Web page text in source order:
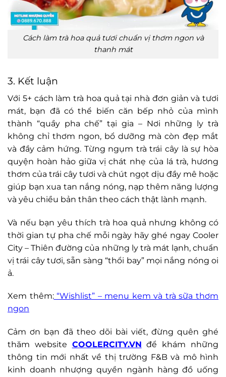
Cách làm trà hoa quả tươi chuẩn vị thơm ngon và
thanh mát
3. Kết luận
Với 5+ cách làm trà hoa quả tại nhà đơn giản và tươi
mát, bạn đã có thể biến căn bếp nhỏ của mình
thành “quầy pha chế” tại gia – Nơi những ly trà
không chỉ thơm ngon, bổ dưỡng mà còn đẹp mắt
và đầy cảm hứng. Từng ngụm trà trái cây là sự hòa
quyện hoàn hảo giữa vị chát nhẹ của lá trà, hương
thơm của trái cây tươi và chút ngọt dịu đầy mê hoặc
giúp bạn xua tan nắng nóng, nạp thêm năng lượng
và yêu chiều bản thân theo cách thật lành mạnh.
Và nếu bạn yêu thích trà hoa quả nhưng không có
thời gian tự pha chế mỗi ngày hãy ghé ngay Cooler
City – Thiên đường của những ly trà mát lạnh, chuẩn
vị trái cây tươi, sẵn sàng “thổi bay” mọi nắng nóng oi
ả.
Xem thêm:“Wishlist” – menu kem và trà sữa thơm
ngon
Cảm ơn bạn đã theo dõi bài viết, đừng quên ghé
thăm website COOLERCITY.VN để khám những
thông tin mới nhất về thị trường F&B và mô hình
kinh doanh nhượng quyền ngành hàng đồ uống